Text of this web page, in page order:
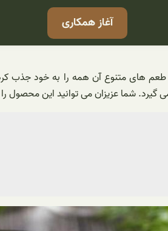
آغاز همکاری
های متنوع آن همه را به خود جذب کرده
گیرد. شما عزیزان می توانید این